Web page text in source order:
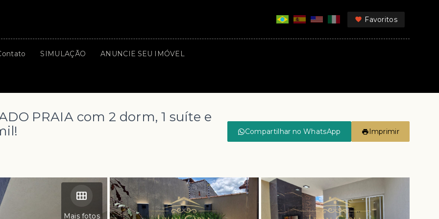
Favoritos
SIMULAÇÃO ANUNCIE SEU IMÓVEL
PRAIA com 2 dorm, 1 suíte e
Compartilhar no WhatsApp Imprimir
Mais fotos